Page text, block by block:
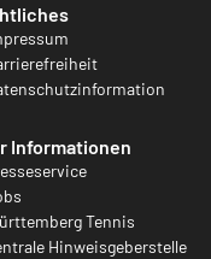
Informationen
Tennis
Hinweisgeberstelle